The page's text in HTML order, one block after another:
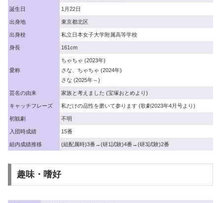
誕生日 1月22日
出身地 東京都北区
出身校 私立日本女子大学附属高等学校
身長 161cm
愛称
ちゃちゃ (2023年)
さな、ちゃちゃ (2024年)
さな (2025年～)
芸名の由来 家族と考えました (宝塚おとめより)
キャッチフレーズ 私だけの品性を磨いて参ります (歌劇2023年4月号より)
初観劇 不明
入団時成績 15番
組内成績推移 (組配属時)3番→(研1試験)4番→(研3試験)2番
趣味・嗜好